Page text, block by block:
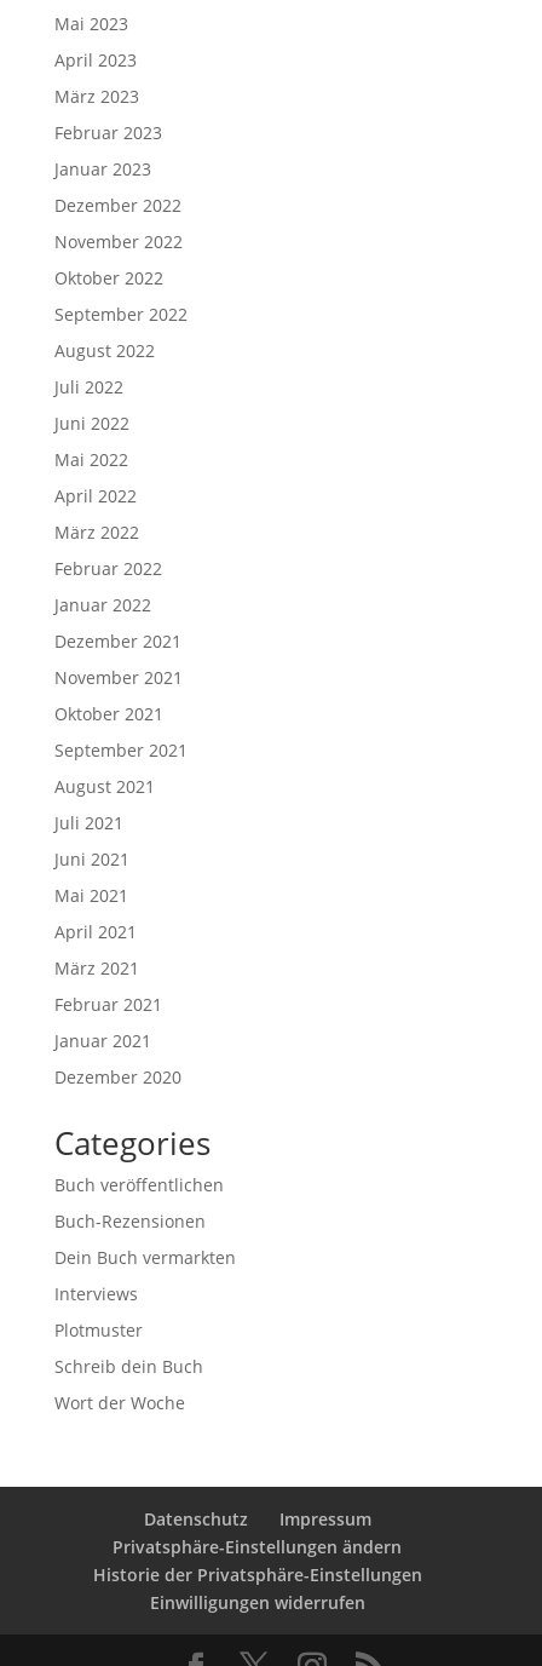
Mai 2023
April 2023
März 2023
Februar 2023
Januar 2023
Dezember 2022
November 2022
Oktober 2022
September 2022
August 2022
Juli 2022
Juni 2022
Mai 2022
April 2022
März 2022
Februar 2022
Januar 2022
Dezember 2021
November 2021
Oktober 2021
September 2021
August 2021
Juli 2021
Juni 2021
Mai 2021
April 2021
März 2021
Februar 2021
Januar 2021
Dezember 2020
Categories
Buch veröffentlichen
Buch-Rezensionen
Dein Buch vermarkten
Interviews
Plotmuster
Schreib dein Buch
Wort der Woche
Datenschutz
Impressum
Privatsphäre-Einstellungen ändern
Historie der Privatsphäre-Einstellungen
Einwilligungen widerrufen